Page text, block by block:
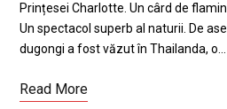
Prințesei Charlotte. Un cârd de
Un spectacol superb al naturii. De
dugongi a fost văzut în Thailanda, o…
Read More